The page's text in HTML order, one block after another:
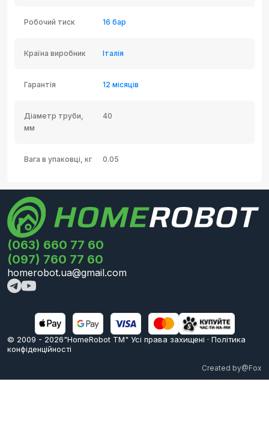
Робочий тиск 16 бар
Країна виробник Італія
Гарантія 12 місяців
Діаметр труби,
мм
40
Вага в упаковці, кг 0.05
(063) 660 77 60
(097) 760 77 60
homerobot.ua@gmail.com
© 2009 - 2026"HomeRobot ТМ" Усi права захищені · Політика
конфіденційності
Created by@Fox